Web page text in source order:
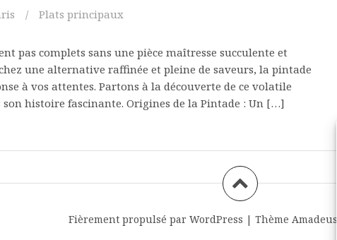
Plats principaux
pas complets sans une pièce maîtresse succulente et
une alternative raffinée et pleine de saveurs, la pintade
à vos attentes. Partons à la découverte de ce volatile
son histoire fascinante. Origines de la Pintade : Un […]
Fièrement propulsé par WordPress | Thème Amadeus